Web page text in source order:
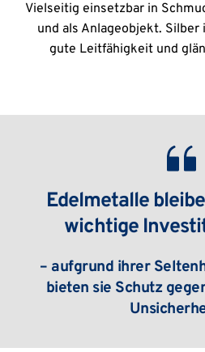
Vielseitig einsetzbar in
und als Anlageobjekt.
gute Leitfähigkeit und
Edelmetalle
wichtige
– aufgrund ihrer
bieten sie Schutz